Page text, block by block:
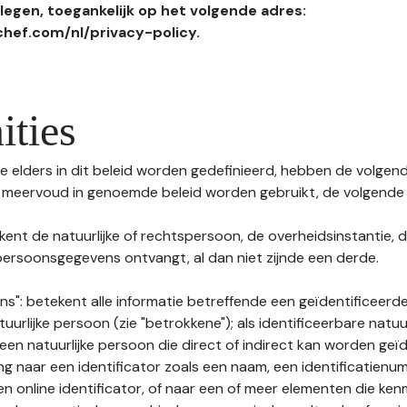
toegankelijk op het volgende adres:
nl/privacy-policy.
elders in dit beleid worden gedefinieerd, hebben de
in genoemde beleid worden gebruikt, de
de natuurlijke of rechtspersoon, de overheidsinstantie,
ontvangt, al dan niet zijnde een derde.
betekent alle informatie betreffende een
persoon (zie "betrokkene"); als identificeerbare
natuurlijke persoon die direct of indirect kan worden
naar een identificator zoals een naam, een
online identificator, of naar een of meer elementen die